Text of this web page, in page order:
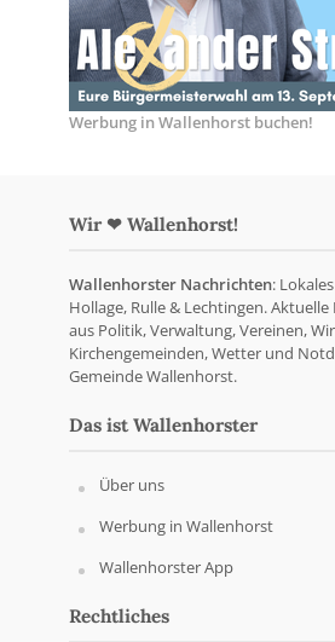
Werbung in Wallenhorst buchen!
Wir ❤ Wallenhorst!
Wallenhorster Nachrichten:
Hollage, Rulle & Lechtingen.
aus Politik, Verwaltung, Vereinen,
Kirchengemeinden, Wetter und
Gemeinde Wallenhorst.
Das ist Wallenhorster
Über uns
Werbung in Wallenhorst
Wallenhorster App
Rechtliches